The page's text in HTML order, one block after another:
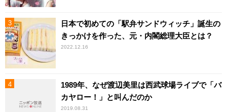
日本で初めての「駅弁サンドウィッチ」誕生の
きっかけを作った、元・内閣総理大臣とは？
2022.12.16
1989年、なぜ渡辺美里は西武球場ライブで「バ
カヤロー！」と叫んだのか
2019.08.31